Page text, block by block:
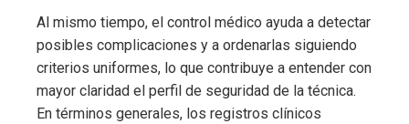
Al mismo tiempo, el control médico ayuda a detectar
posibles complicaciones y a ordenarlas siguiendo
criterios uniformes, lo que contribuye a entender con
mayor claridad el perfil de seguridad de la técnica.
En términos generales, los registros clínicos